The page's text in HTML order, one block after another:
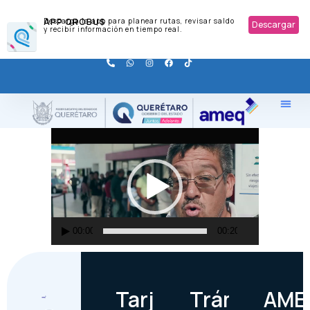
APP QROBUS
Descarga la app para planear rutas, revisar saldo
y recibir información en tiempo real.
Descargar
de
vídeo
00:00 00:20
TarjetasTrámites